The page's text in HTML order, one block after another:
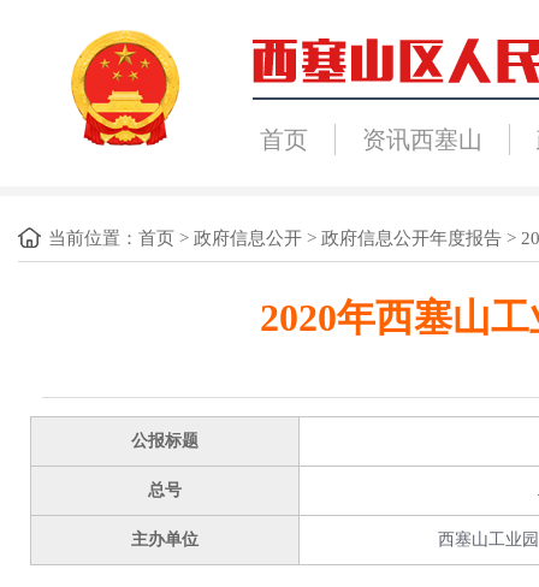
首页 资讯西塞山
当前位置： 首页 > 政府信息公开 > 政府信息公开年度报告 >
2020年西塞山
公报标题
总号
主办单位 西塞山工业